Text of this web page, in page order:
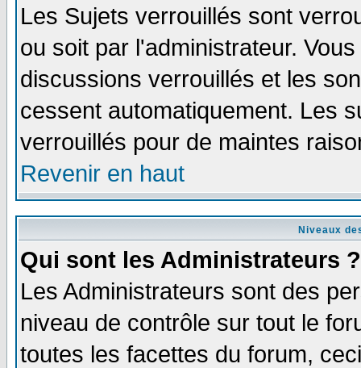
Les Sujets verrouillés sont
ou soit par l'administrateur.
discussions verrouillés et les
cessent automatiquement. Les
verrouillés pour de maintes
Revenir en haut
Niveaux
Qui sont les Administrateurs ?
Les Administrateurs sont des
niveau de contrôle sur tout le
toutes les facettes du forum,